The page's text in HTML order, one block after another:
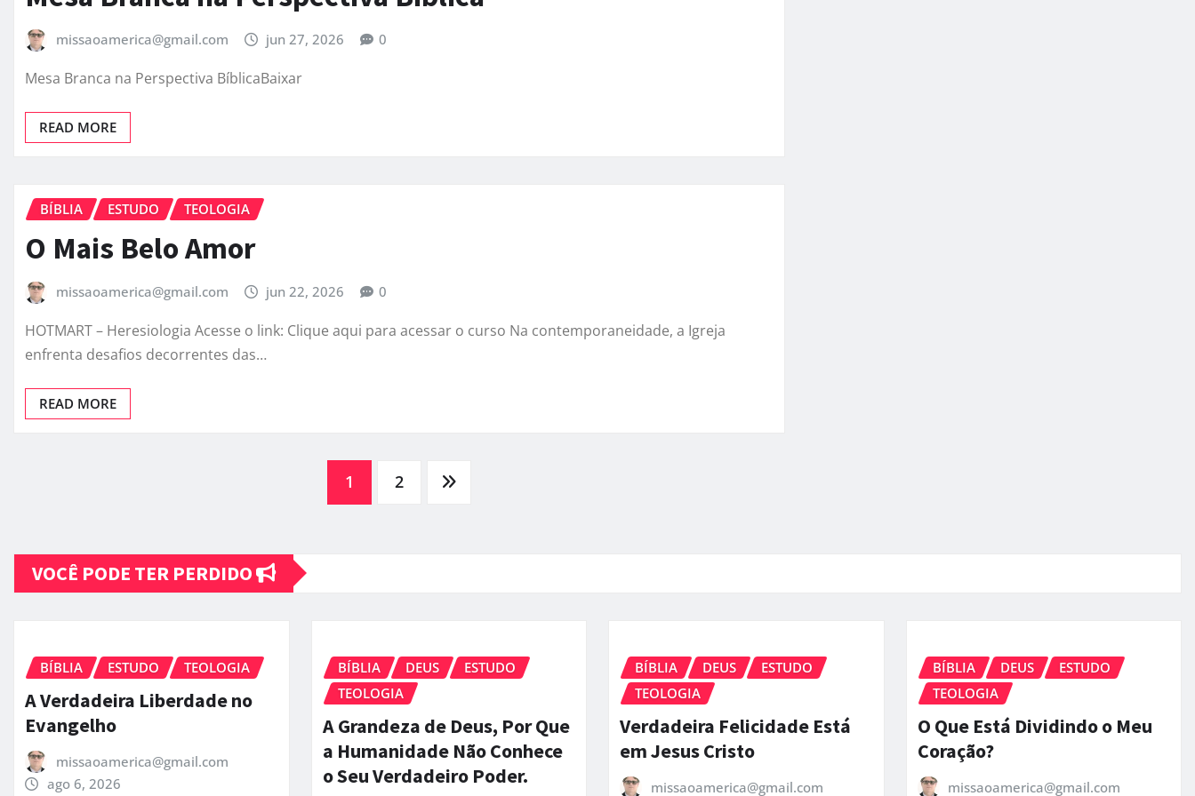
missaoamerica@gmail.com jun 27, 2026 0
Mesa Branca na Perspectiva BíblicaBaixar
READ MORE
BÍBLIA ESTUDO TEOLOGIA
O Mais Belo Amor
missaoamerica@gmail.com jun 22, 2026 0
HOTMART – Heresiologia Acesse o link: Clique aqui para acessar o curso Na contemporaneidade, a Igreja
enfrenta desafios decorrentes das…
READ MORE
posts
1 2
VOCÊ PODE TER PERDIDO
BÍBLIA ESTUDO TEOLOGIA
A Verdadeira Liberdade no
Evangelho
missaoamerica@gmail.com
ago 6, 2026
BÍBLIA DEUS
ESTUDO
TEOLOGIA
A Grandeza de Deus, Por Que
a Humanidade Não Conhece
o Seu Verdadeiro Poder.
BÍBLIA DEUS
ESTUDO
TEOLOGIA
Verdadeira Felicidade Está
em Jesus Cristo
missaoamerica@gmail.com
BÍBLIA DEUS
ESTUDO
TEOLOGIA
O Que Está Dividindo o Meu
Coração?
missaoamerica@gmail.com